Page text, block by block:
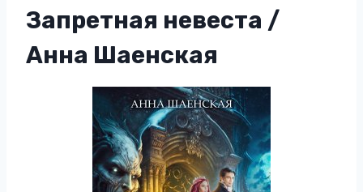
Запретная невеста /
Анна Шаенская